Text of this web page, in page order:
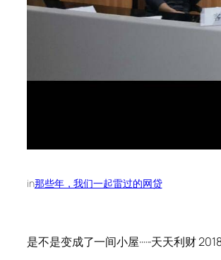
in那些年，我们一起雷过的网贷
是不是变成了一间小屋······天天利财